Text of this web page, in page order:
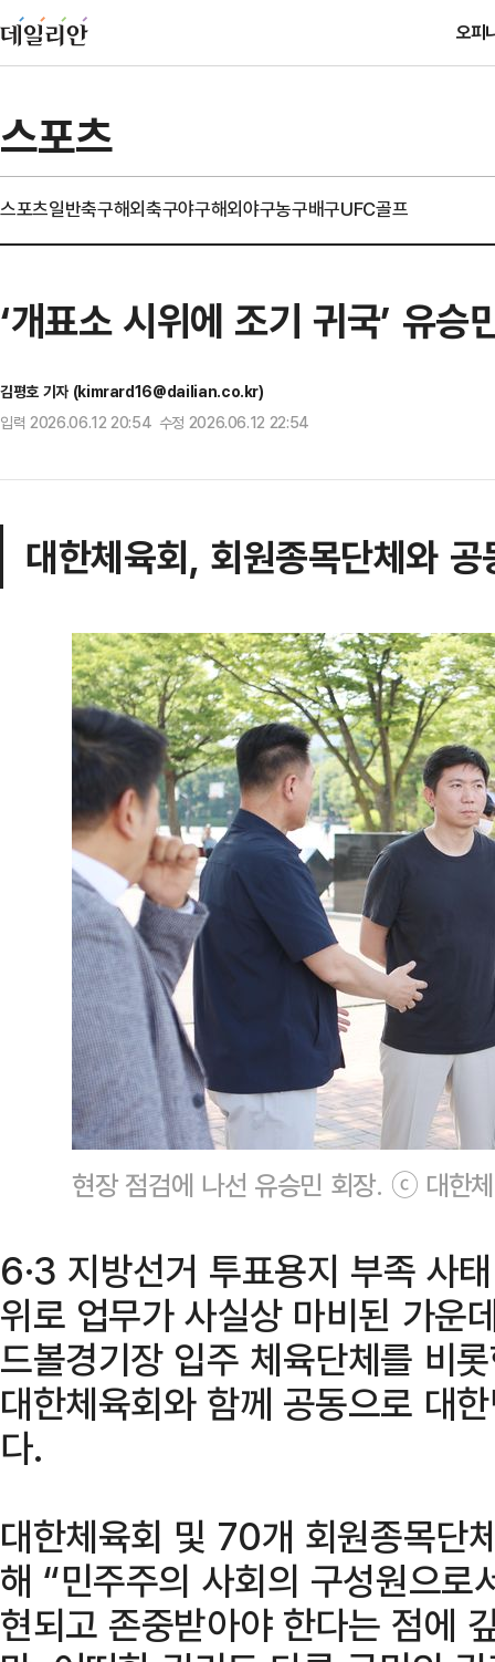
오피
스포츠
스포츠일반축구해외축구야구해외야구농구배구UFC골프
‘개표소 시위에 조기 귀국’ 유
김평호 기자 (kimrard16@dailian.co.kr)
입력 2026.06.12 20:54 수정 2026.06.12 22:54
대한체육회, 회원종목단체와
현장 점검에 나선 유승민 회장. ⓒ 대한
6·3 지방선거 투표용지 부족 사
위로 업무가 사실상 마비된 가운
드볼경기장 입주 체육단체를 비
대한체육회와 함께 공동으로 대
다.
대한체육회 및 70개 회원종목단
해 “민주주의 사회의 구성원으
현되고 존중받아야 한다는 점에